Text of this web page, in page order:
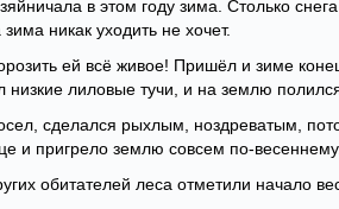
в этом году зима. Столько
никак уходить не хочет.
ей всё живое! Пришёл и зиме
низкие лиловые тучи, и на землю
сделался рыхлым, ноздреватым,
и пригрело землю совсем по-весеннему.
обитателей леса отметили начало